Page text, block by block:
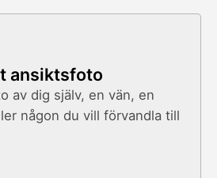
ansiktsfoto
av dig själv, en vän, en
någon du vill förvandla till